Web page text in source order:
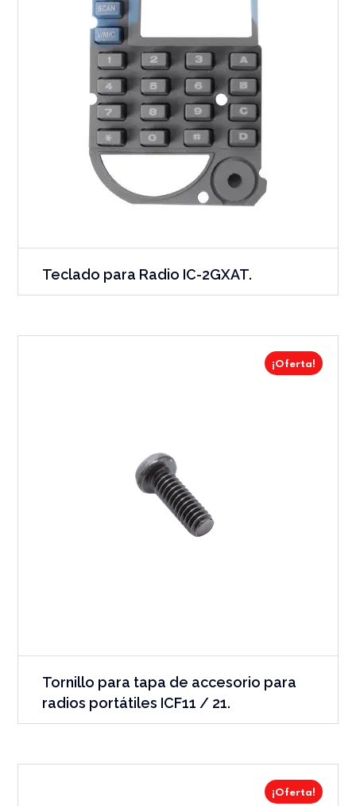
Teclado para Radio IC-2GXAT.
¡Oferta!
Tornillo para tapa de accesorio para
radios portátiles ICF11 / 21.
¡Oferta!